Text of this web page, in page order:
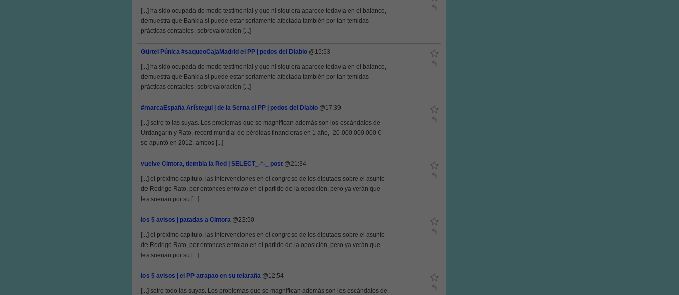
[...] ha sido ocupada de modo testimonial y que ni siquiera aparece todavía en el balance,
demuestra que Bankia si puede estar seriamente afectada también por tan temidas
prácticas contables: sobrevaloración [...]
Gürtel Púnica #saqueoCajaMadrid el PP | pedos del Diablo @15:53
[...] ha sido ocupada de modo testimonial y que ni siquiera aparece todavía en el balance,
demuestra que Bankia si puede estar seriamente afectada también por tan temidas
prácticas contables: sobrevaloración [...]
#marcaEspaña Arístegui | de la Serna el PP | pedos del Diablo @17:39
[...] sotre to las suyas. Los problemas que se magnifican además son los escándalos de
Urdangarín y Rato, record mundial de pérdidas financieras en 1 año, -20.000.000.000 €
se apuntó en 2012, ambos [...]
vuelve Cintora, tiembla la Red | SELECT_-*-_ post @21:34
[...] el próximo capítulo, las intervenciones en el congreso de los diputaos sobre el asunto
de Rodrigo Rato, por entonces enrolao en el partido de la oposición, pero ya verán que
les suenan por su [...]
los 5 avisos | patadas a Cintora @23:50
[...] el próximo capítulo, las intervenciones en el congreso de los diputaos sobre el asunto
de Rodrigo Rato, por entonces enrolao en el partido de la oposición, pero ya verán que
les suenan por su [...]
los 5 avisos | el PP atrapao en su telaraña @12:54
[...] sotre todo las suyas. Los problemas que se magnifican además son los escándalos de